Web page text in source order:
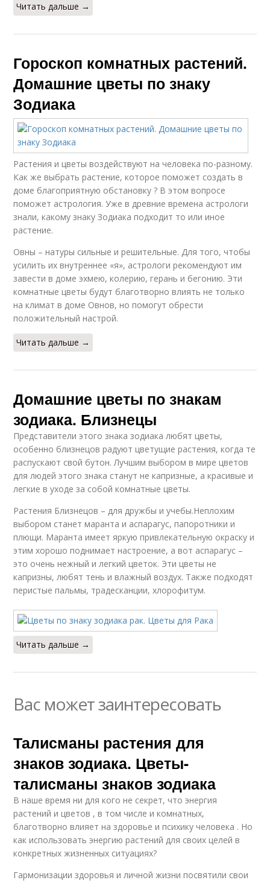
Читать дальше →
Гороскоп комнатных растений.
Домашние цветы по знаку
Зодиака
Растения и цветы воздействуют на человека по-разному.
Как же выбрать растение, которое поможет создать в
доме благоприятную обстановку ? В этом вопросе
поможет астрология. Уже в древние времена астрологи
знали, какому знаку Зодиака подходит то или иное
растение.
Овны – натуры сильные и решительные. Для того, чтобы
усилить их внутреннее «я», астрологи рекомендуют им
завести в доме эхмею, колерию, герань и бегонию. Эти
комнатные цветы будут благотворно влиять не только
на климат в доме Овнов, но помогут обрести
положительный настрой.
Читать дальше →
Домашние цветы по знакам
зодиака. Близнецы
Представители этого знака зодиака любят цветы,
особенно близнецов радуют цветущие растения, когда те
распускают свой бутон. Лучшим выбором в мире цветов
для людей этого знака станут не капризные, а красивые и
легкие в уходе за собой комнатные цветы.
Растения Близнецов – для дружбы и учебы.Неплохим
выбором станет маранта и аспарагус, папоротники и
плющи. Маранта имеет яркую привлекательную окраску и
этим хорошо поднимает настроение, а вот аспарагус –
это очень нежный и легкий цветок. Эти цветы не
капризны, любят тень и влажный воздух. Также подходят
перистые пальмы, традесканции, хлорофитум.
Читать дальше →
Вас может заинтересовать
Талисманы растения для
знаков зодиака. Цветы-
талисманы знаков зодиака
В наше время ни для кого не секрет, что энергия
растений и цветов , в том числе и комнатных,
благотворно влияет на здоровье и психику человека . Но
как использовать энергию растений для своих целей в
конкретных жизненных ситуациях?
Гармонизации здоровья и личной жизни посвятили свои